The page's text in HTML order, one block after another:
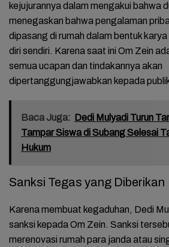
kejujurannya dalam mengakui bahwa
menegaskan bahwa pengalaman
dipasang di rumah dalam bentuk
diri sendiri. Karena saat ini Om Zein
semua ucapan dan tindakannya akan
dipertanggungjawabkan kepada
Baca Juga: Dedi Mulyadi Turun
Tampar Siswa di Subang Selesai
Hukum
Sanksi Tegas yang Diberikan
Karena membuat kegaduhan, Dedi
sanksi kepada Om Zein. Sanksi
merenovasi rumah para janda atau